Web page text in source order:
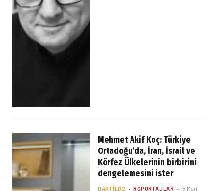
Mehmet Akif Koç: Türkiye
Ortadoğu’da, İran, İsrail ve
Körfez Ülkelerinin birbirini
dengelemesini ister
DAKTILO2 RÖPORTAJLAR 8 Mart